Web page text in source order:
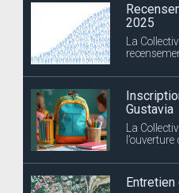
2025
La
Gustavia
La
l’ouverture
Entretien